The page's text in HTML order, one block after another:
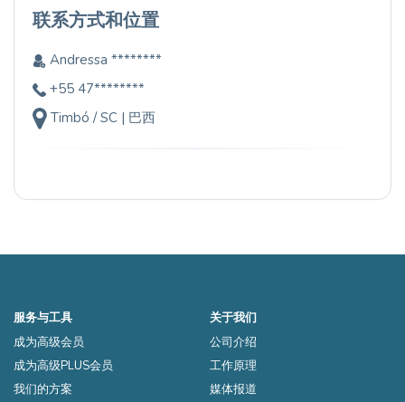
联系方式和位置
Andressa ********
+55 47********
Timbó / SC | 巴西
服务与工具
成为高级会员
成为高级PLUS会员
我们的方案
关于我们
公司介绍
工作原理
媒体报道